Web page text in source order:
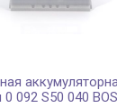
0 092 S50 040